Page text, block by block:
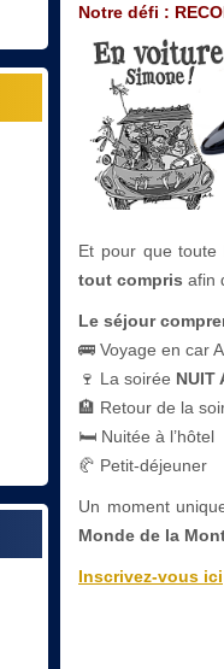
Notre défi :
Et pour que toute
tout compris afin
Le séjour
🚌 Voyage en car
🍷 La soirée NUIT
🏨 Retour de la
🛏 Nuitée à l’hôtel
🥐 Petit-déjeuner
Un moment
Monde de la
Inscrivez-vous ici